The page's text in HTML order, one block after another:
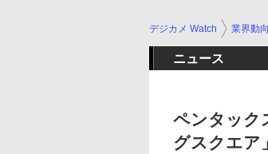
デジカメ Watch 業界動向
ニュース
ペンタック
グスクエア